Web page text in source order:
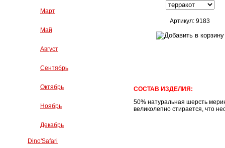
Март
Май
Август
Сентябрь
Октябрь
Ноябрь
Декабрь
Dino'Safari
Артикул: 9183
СОСТАВ ИЗДЕЛИЯ:
50% натуральная шерсть
великолепно стирается, что